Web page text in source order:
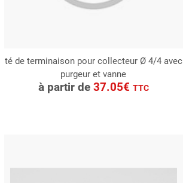
té de terminaison pour collecteur Ø 4/4 avec
purgeur et vanne
à partir de 37.05€ TTC
CONSULTER
Demande de devis